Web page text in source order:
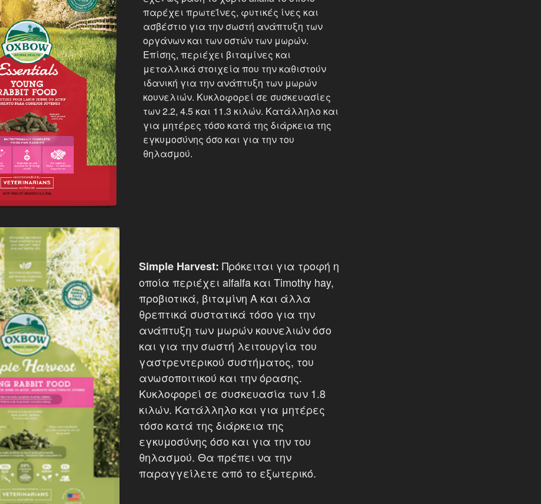
παρέχει πρωτεΐνες, φυτικές ίνες και
ασβέστιο για την σωστή ανάπτυξη των
οργάνων και των οστών των μωρών.
Επίσης, περιέχει βιταμίνες και
μεταλλικά στοιχεία που την καθιστούν
ιδανική για την ανάπτυξη των μωρών
κουνελιών. Κυκλοφορεί σε συσκευασίες
των 2.2, 4.5 και 11.3 κιλών. Κατάλληλο και
για μητέρες τόσο κατά της διάρκεια της
εγκυμοσύνης όσο και για την του
θηλασμού.
Simple Harvest: Πρόκειται για τροφή η
οποία περιέχει alfalfa και Timothy hay,
προβιοτικά, βιταμίνη Α και άλλα
θρεπτικά συστατικά τόσο για την
ανάπτυξη των μωρών κουνελιών όσο
και για την σωστή λειτουργία του
γαστρεντερικού συστήματος, του
ανωσοποιτικού και την όρασης.
Κυκλοφορεί σε συσκευασία των 1.8
κιλών. Κατάλληλο και για μητέρες
τόσο κατά της διάρκεια της
εγκυμοσύνης όσο και για την του
θηλασμού. Θα πρέπει να την
παραγγείλετε από το εξωτερικό.